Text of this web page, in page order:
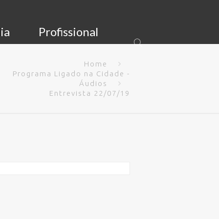
Profissional
Home
Programa Ligado na Cidade -
Áudios
Entrevista 22/07/19